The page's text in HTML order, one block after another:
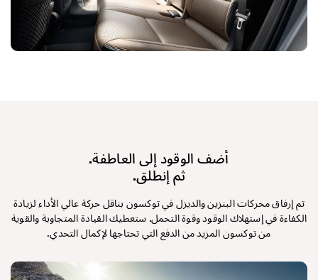
أضف الوقود إلى العاطفة.
ثم إنطلق.
تم إرفاق محركات البنزين والديزل في توكسون بناقل حركة عالي الأداء لزيادة
الكفاءة في إستهلاك الوقود وقوة التحمل. ستعطيك القيادة المتجاوبة والقوية
من توكسون المزيد من الدفع التي تحتاجها لإكمال التحدي.